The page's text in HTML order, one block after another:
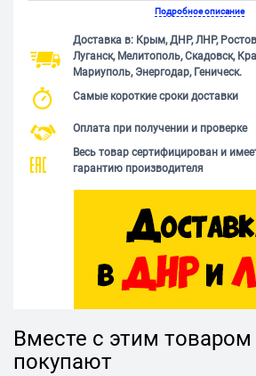
Подробное описание
Доставка в: Крым, ДНР, ЛНР,
Луганск, Мелитополь, Скадовск,
Мариуполь, Энергодар, Геническ.
Самые короткие сроки доставки
Оплата при получении и проверке
Весь товар сертифицирован и
гарантию производителя
Вместе с этим
покупают